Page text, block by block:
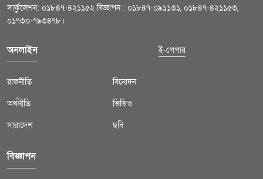
সার্কুলেশন: ০১৮৪৭-৪২১১৫২ বিজ্ঞাপন : ০১৮৪৭-০৯১১৩১, ০১৮৪৭-৪২১১৫৩,
০১৭৩০-৭৯৩৪৭৮।
অনলাইন ই-পেপার
রাজনীতি
অর্থনীতি
সারাদেশ
বিনোদন
ভিডিও
ছবি
বিজ্ঞাপন